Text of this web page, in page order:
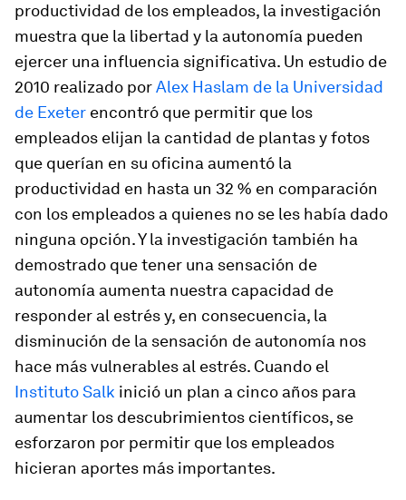
productividad de los empleados, la investigación
muestra que la libertad y la autonomía pueden
ejercer una influencia significativa. Un estudio de
2010 realizado porAlex Haslam de la Universidad
de Exeter encontró que permitir que los
empleados elijan la cantidad de plantas y fotos
que querían en su oficina aumentó la
productividad en hasta un 32 % en comparación
con los empleados a quienes no se les había dado
ninguna opción. Y la investigación también ha
demostrado que tener una sensación de
autonomía aumenta nuestra capacidad de
responder al estrés y, en consecuencia, la
disminución de la sensación de autonomía nos
hace más vulnerables al estrés. Cuando el
Instituto Salk inició un plan a cinco años para
aumentar los descubrimientos científicos, se
esforzaron por permitir que los empleados
hicieran aportes más importantes.